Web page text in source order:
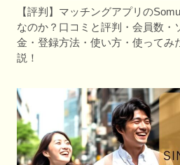
【評判】マッチングアプリの
なのか？口コミと評判・会員数・
金・登録方法・使い方・使ってみ
説！